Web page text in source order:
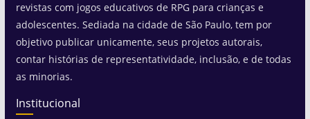
revistas com jogos educativos de RPG para crianças e
adolescentes. Sediada na cidade de São Paulo, tem por
objetivo publicar unicamente, seus projetos autorais,
contar histórias de representatividade, inclusão, e de todas
as minorias.
Institucional